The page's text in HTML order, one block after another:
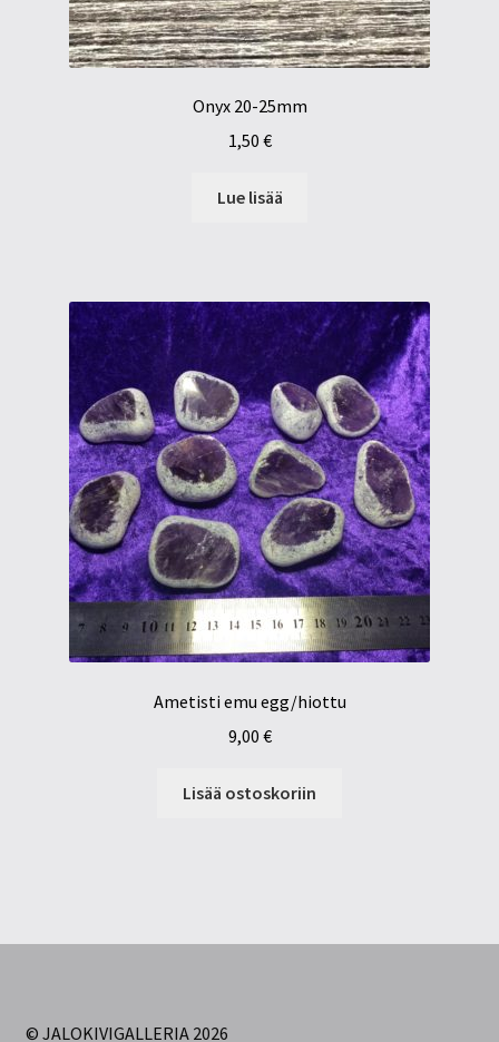
Onyx 20-25mm
1,50 €
Lue lisää
Ametisti emu egg/hiottu
9,00 €
Lisää ostoskoriin
© JALOKIVIGALLERIA 2026